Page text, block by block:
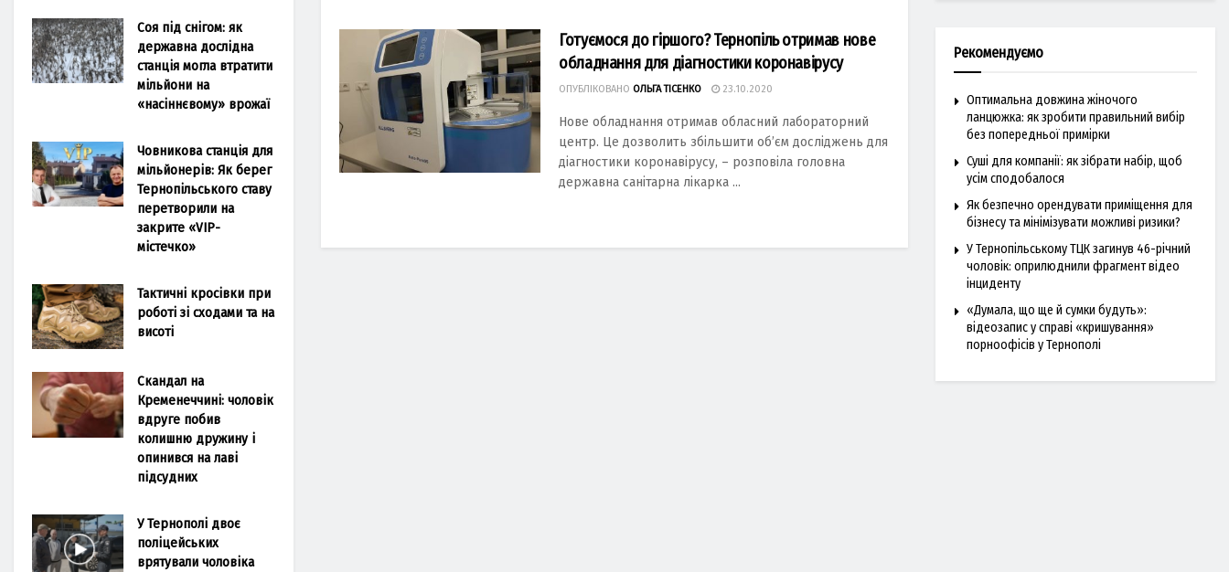
Готуємося до гіршого? Тернопіль отримав нове
обладнання для діагностики коронавірусу
ОПУБЛІКОВАНО ОЛЬГА ТІСЕНКО 23.10.2020
Нове обладнання отримав обласний лабораторний
центр. Це дозволить збільшити об’єм досліджень для
діагностики коронавірусу, – розповіла головна
державна санітарна лікарка ...
Соя під снігом: як
державна дослідна
станція могла втратити
мільйони на
«насіннєвому» врожаї
Човникова станція для
мільйонерів: Як берег
Тернопільського ставу
перетворили на
закрите «VIP-
містечко»
Тактичні кросівки при
роботі зі сходами та на
висоті
Скандал на
Кременеччині: чоловік
вдруге побив
колишню дружину і
опинився на лаві
підсудних
У Тернополі двоє
поліцейських
врятували чоловіка
Рекомендуємо
Оптимальна довжина жіночого
ланцюжка: як зробити правильний вибір
без попередньої примірки
Суші для компанії: як зібрати набір, щоб
усім сподобалося
Як безпечно орендувати приміщення для
бізнесу та мінімізувати можливі ризики?
У Тернопільському ТЦК загинув 46-річний
чоловік: оприлюднили фрагмент відео
інциденту
«Думала, що ще й сумки будуть»:
відеозапис у справі «кришування»
порноофісів у Тернополі